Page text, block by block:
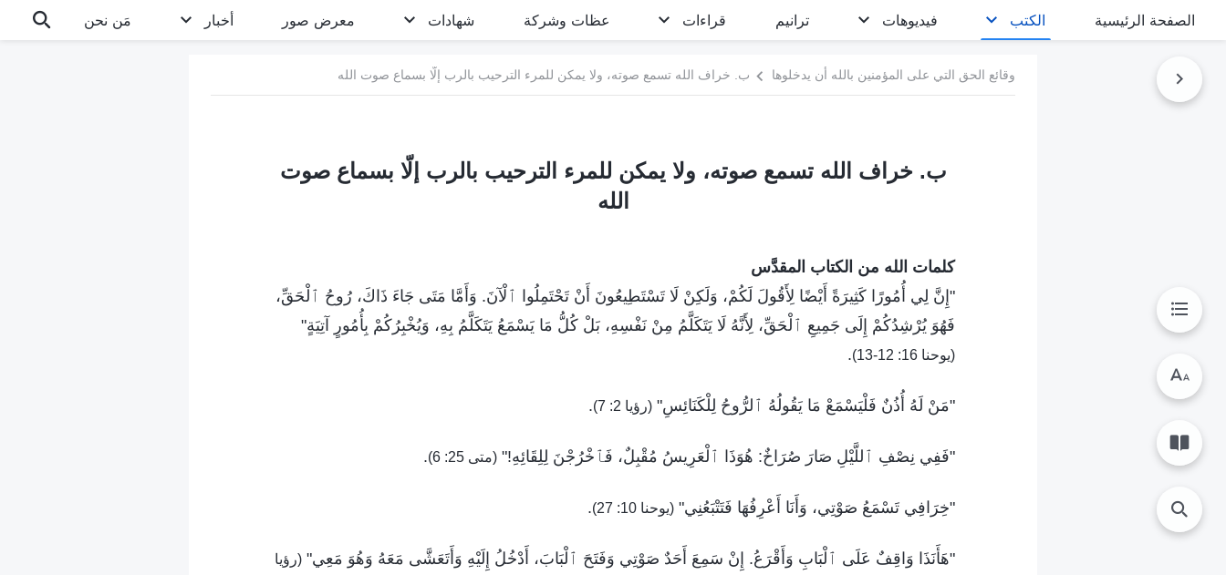
الصفحة الرئيسية الكتب فيديوهات ترانيم قراءات عظات وشركة شهادات معرض صور أخبار مَن نحن
وقائع الحق التي على المؤمنين بالله أن يدخلوها ب. خراف الله تسمع صوته، ولا يمكن للمرء الترحيب بالرب إلّا بسماع صوت الله
ب. خراف الله تسمع صوته، ولا يمكن للمرء الترحيب بالرب إلّا بسماع صوت
الله
كلمات الله من الكتاب المقدَّس
"إِنَّ لِي أُمُورًا كَثِيرَةً أَيْضًا لِأَقُولَ لَكُمْ، وَلَكِنْ لَا تَسْتَطِيعُونَ أَنْ تَحْتَمِلُوا ٱلْآنَ. وَأَمَّا مَتَى جَاءَ ذَاكَ، رُوحُ ٱلْحَقِّ،
فَهُوَ يُرْشِدُكُمْ إِلَى جَمِيعِ ٱلْحَقِّ، لِأَنَّهُ لَا يَتَكَلَّمُ مِنْ نَفْسِهِ، بَلْ كُلُّ مَا يَسْمَعُ يَتَكَلَّمُ بِهِ، وَيُخْبِرُكُمْ بِأُمُورٍ آتِيَةٍ"
(يوحنا 16: 12-13) .
"مَنْ لَهُ أُذُنٌ فَلْيَسْمَعْ مَا يَقُولُهُ ٱلرُّوحُ لِلْكَنَائِسِ" (رؤيا 2: 7) .
"فَفِي نِصْفِ ٱللَّيْلِ صَارَ صُرَاخٌ: هُوَذَا ٱلْعَرِيسُ مُقْبِلٌ، فَٱخْرُجْنَ لِلِقَائِهِ!" (متى 25: 6) .
"خِرَافِي تَسْمَعُ صَوْتِي، وَأَنَا أَعْرِفُهَا فَتَتْبَعُنِي" (يوحنا 10: 27) .
"هَأَنَذَا وَاقِفٌ عَلَى ٱلْبَابِ وَأَقْرَعُ. إِنْ سَمِعَ أَحَدٌ صَوْتِي وَفَتَحَ ٱلْبَابَ، أَدْخُلُ إِلَيْهِ وَأَتَعَشَّى مَعَهُ وَهُوَ مَعِي" (رؤيا